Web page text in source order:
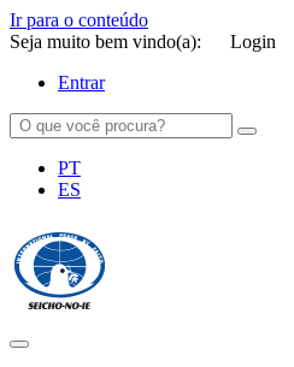
Ir para o conteúdo
Seja muito bem vindo(a):
Login
Entrar
PT
ES